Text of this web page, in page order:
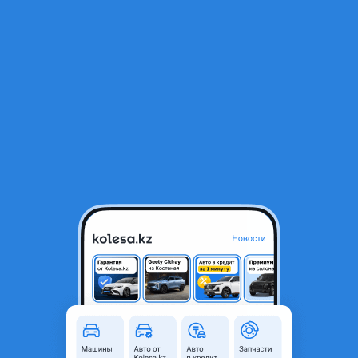
Уплотнительные резинки
Алматы, Алматинская